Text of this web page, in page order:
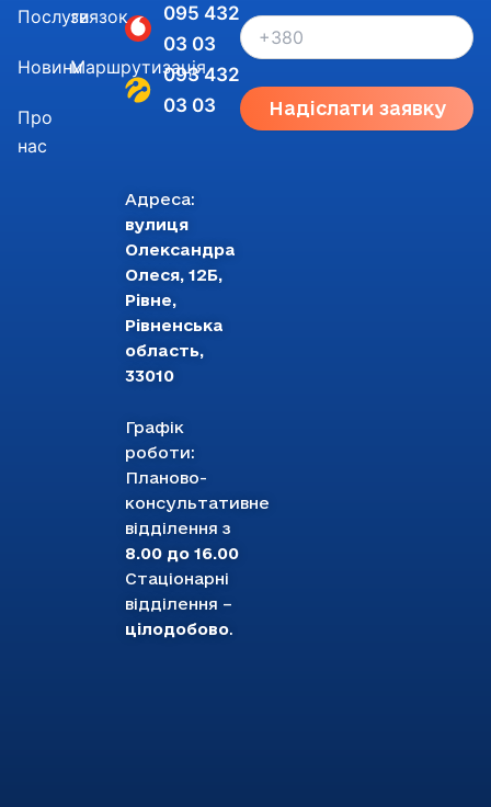
Адреса:
вулиця
Олександра
Олеся, 12Б,
Рівне,
Рівненська
область,
33010
Графік
роботи:
Планово-
консультативне
відділення з
8.00 до 16.00
Стаціонарні
відділення –
цілодобово.
095 432
03 03
093 432
03 03
Послуги
Новини
Про
нас
звязок
Маршрутизація
Надіслати заявку